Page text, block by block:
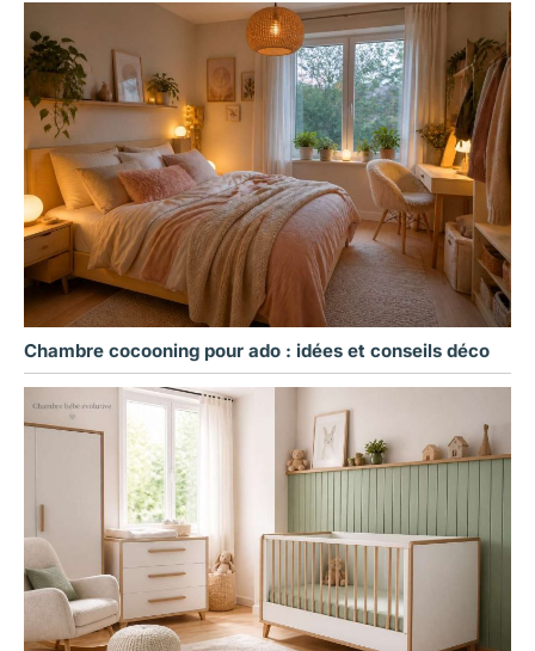
Chambre cocooning pour ado : idées et conseils déco